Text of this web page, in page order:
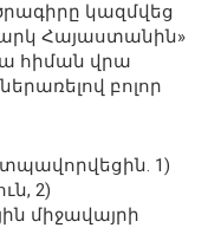
կազմվեց
Հայաստանին»
հիման վրա
բոլոր
1)
2)
միջավայրի